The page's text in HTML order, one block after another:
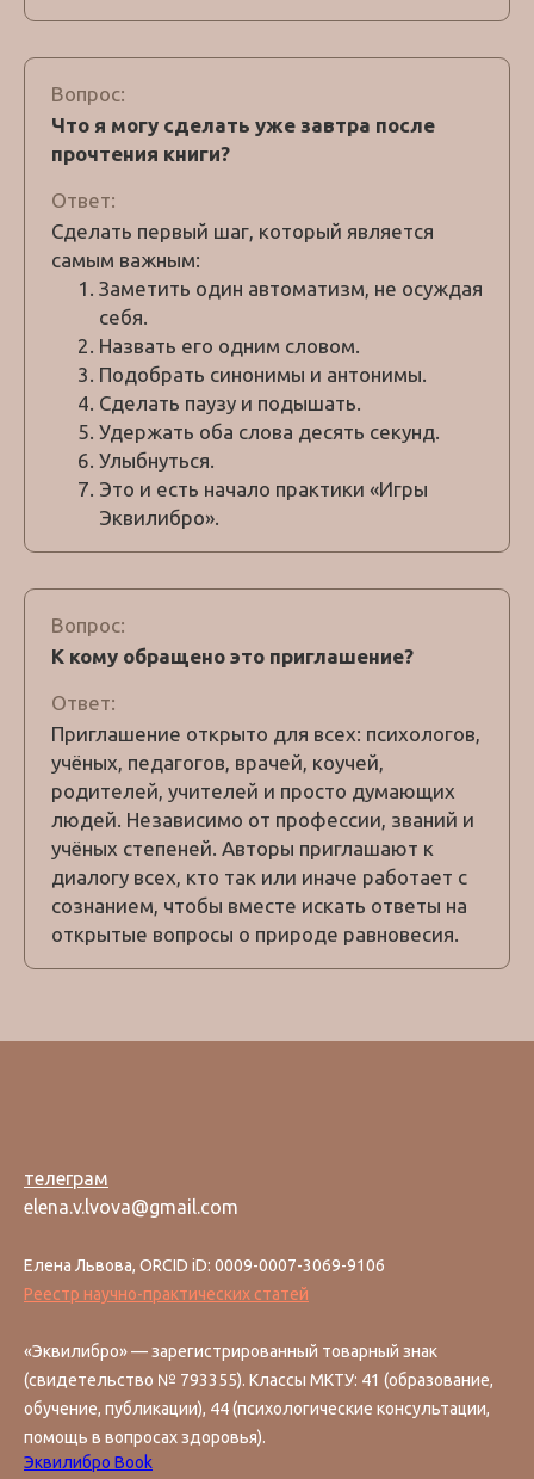
Вопрос:
Что я могу сделать уже завтра после
прочтения книги?
Ответ:
Сделать первый шаг, который является
самым важным:
Заметить один автоматизм, не осуждая
себя.
Назвать его одним словом.
Подобрать синонимы и антонимы.
Сделать паузу и подышать.
Удержать оба слова десять секунд.
Улыбнуться.
Это и есть начало практики «Игры
Эквилибро».
Вопрос:
К кому обращено это приглашение?
Ответ:
Приглашение открыто для всех: психологов,
учёных, педагогов, врачей, коучей,
родителей, учителей и просто думающих
людей. Независимо от профессии, званий и
учёных степеней. Авторы приглашают к
диалогу всех, кто так или иначе работает с
сознанием, чтобы вместе искать ответы на
открытые вопросы о природе равновесия.
телеграм
elena.v.lvova@gmail.com
Елена Львова, ORCID iD: 0009-0007-3069-9106
Реестр научно-практических статей
«Эквилибро» — зарегистрированный товарный знак
(свидетельство № 793355). Классы МКТУ: 41 (образование,
обучение, публикации), 44 (психологические консультации,
помощь в вопросах здоровья).
Эквилибро Book